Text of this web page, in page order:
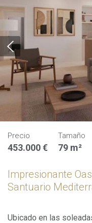
Precio
453.000 €
Tamaño
79 m²
Impresionante
Santuario
Ubicado en las